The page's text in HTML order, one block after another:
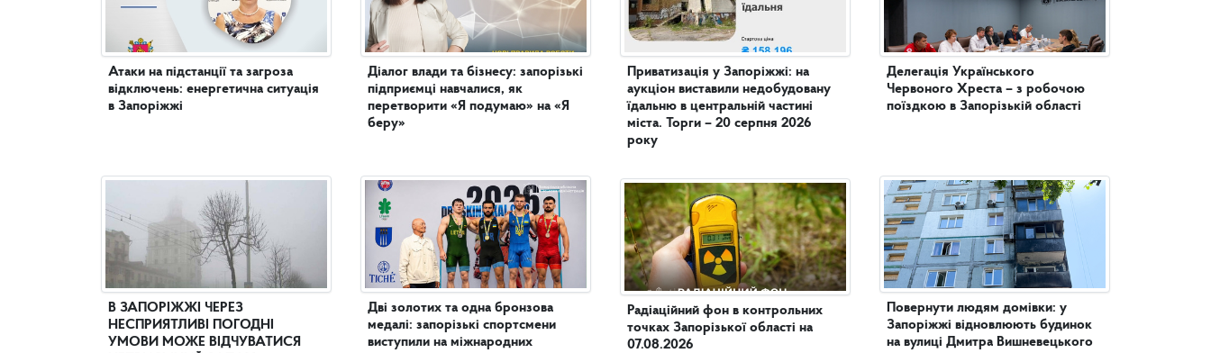
Атаки на підстанції та загроза
відключень: енергетична ситуація
в Запоріжжі
В ЗАПОРІЖЖІ ЧЕРЕЗ
НЕСПРИЯТЛИВІ ПОГОДНІ
УМОВИ МОЖЕ ВІДЧУВАТИСЯ
Діалог влади та бізнесу: запорізькі
підприємці навчалися, як
перетворити «Я подумаю» на «Я
беру»
Дві золотих та одна бронзова
медалі: запорізькі спортсмени
виступили на міжнародних
Приватизація у Запоріжжі: на
аукціон виставили недобудовану
їдальню в центральній частині
міста. Торги – 20 серпня 2026
року
Радіаційний фон в контрольних
точках Запорізької області на
07.08.2026
Делегація Українського
Червоного Хреста – з робочою
поїздкою в Запорізькій області
Повернути людям домівки: у
Запоріжжі відновлюють будинок
на вулиці Дмитра Вишневецького